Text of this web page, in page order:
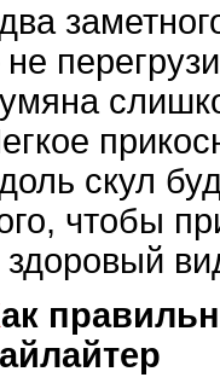
не
скул
чтобы
здоровый